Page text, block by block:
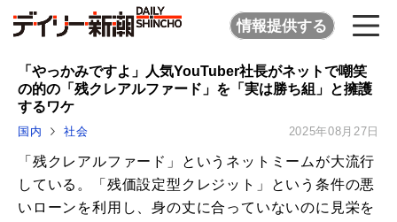
情報提供する
「やっかみですよ」人気YouTuber社長がネットで嘲笑
の的の「残クレアルファード」を「実は勝ち組」と擁護
するワケ
国内 社会 2025年08月27日
「残クレアルファード」というネットミームが大流行
している。「残価設定型クレジット」という条件の悪
いローンを利用し、身の丈に合っていないのに見栄を